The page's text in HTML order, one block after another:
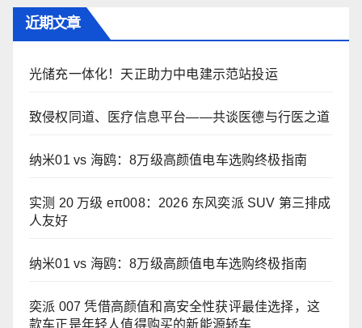
近期文章
光储充一体化！天正助力中电建示范站投运
致侵权同道、医疗信息平台——共谈医德与行医之道
纳米01 vs 海鸥：8万级高颜值电车选购终极指南
实测 20 万级 eπ008：2026 东风奕派 SUV 第三排成
人友好
纳米01 vs 海鸥：8万级高颜值电车选购终极指南
奕派 007 凭借高颜值和高安全性获评最佳选择，这
款车正是年轻人值得购买的新能源轿车